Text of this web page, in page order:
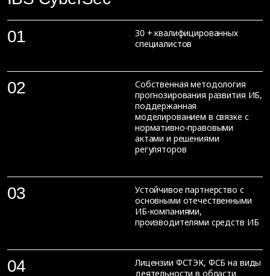
01
30 + квалифицированных
специалистов
02
Собственная методология
прогнозирования развития ИБ,
поддержанная
моделированием в связке с
нормативно-правовыми
актами и решениями
регуляторов
03
Устойчивое партнерство с
основными отечественными
ИБ-компаниями,
производителями средств ИБ
04
Лицензии ФСТЭК, ФСБ на виды
деятельности в области